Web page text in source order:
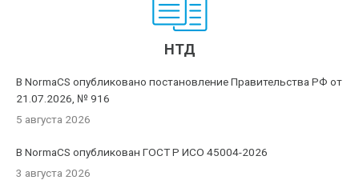
НТД
В NormaCS опубликовано постановление Правительства РФ от
21.07.2026, № 916
5 августа 2026
В NormaCS опубликован ГОСТ Р ИСО 45004-2026
3 августа 2026